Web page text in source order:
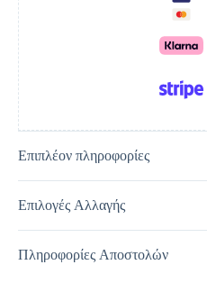
i
v
e
:
Επιπλέον πληροφορίες
Επιλογές Αλλαγής
Πληροφορίες Αποστολών